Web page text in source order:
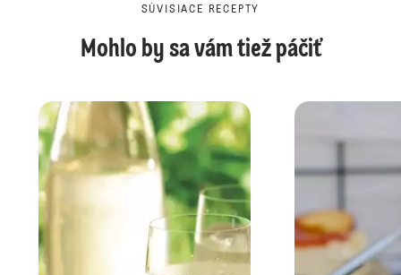
SÚVISIACE RECEPTY
Mohlo by sa vám tiež páčiť